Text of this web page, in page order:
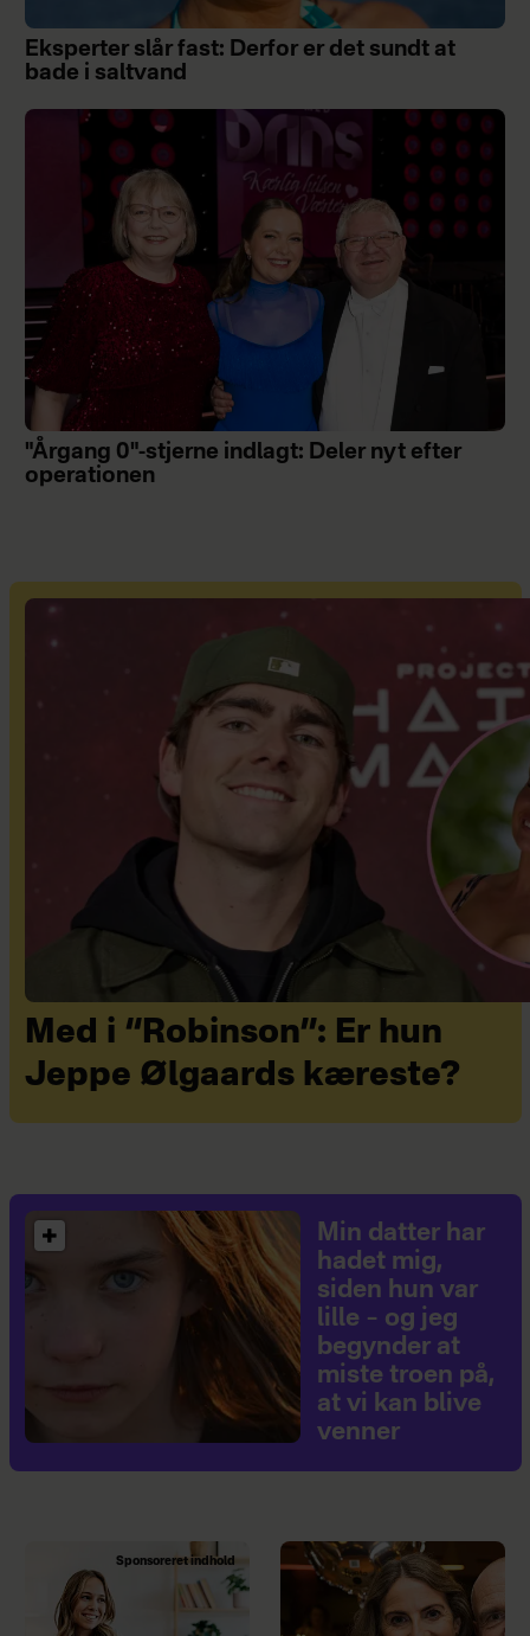
Eksperter slår fast: Derfor er det sundt at
bade i saltvand
"Årgang 0"-stjerne indlagt: Deler nyt efter
operationen
Med i “Robinson”: Er hun
Jeppe Ølgaards kæreste?
Min datter har
hadet mig,
siden hun var
lille – og jeg
begynder at
miste troen på,
at vi kan blive
venner
Sponsoreret indhold